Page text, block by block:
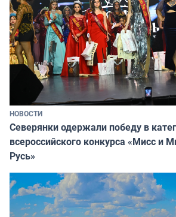
НОВОСТИ
Северянки одержали победу в
всероссийского конкурса «Мисс и
Русь»